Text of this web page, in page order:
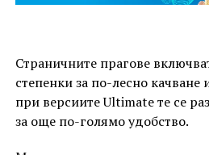
Страничните прагове
степенки за по-лесно качване
при версиите Ultimate те се
за още по-голямо удобство.